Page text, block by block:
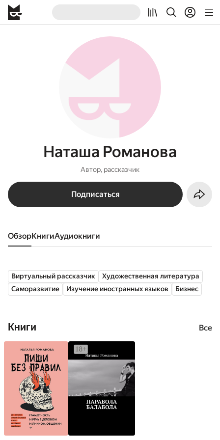
Наташа Романова
Автор, рассказчик
Подписаться
Обзор книги аудиокниги
Виртуальный рассказчик
Художественная литература
Саморазвитие
Изучение иностранных языков Бизнес
Книги Все